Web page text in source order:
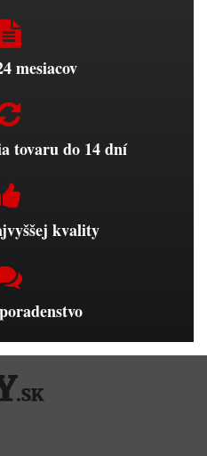
mesiacov
tovaru do 14 dní
kvality